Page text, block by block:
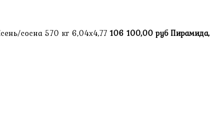
сосна 570 кг 6,04х4,77 106 100,00 руб Пирамида,